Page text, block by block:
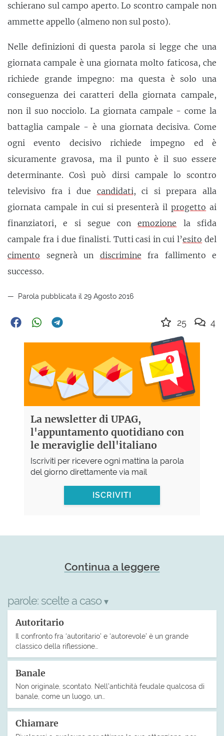
schierano sul campo aperto. Lo scontro campale non
ammette appello (almeno non sul posto).
Nelle definizioni di questa parola si legge che una
giornata campale è una giornata molto faticosa, che
richiede grande impegno: ma questa è solo una
conseguenza dei caratteri della giornata campale,
non il suo nocciolo. La giornata campale - come la
battaglia campale - è una giornata decisiva. Come
ogni evento decisivo richiede impegno ed è
sicuramente gravosa, ma il punto è il suo essere
determinante. Così può dirsi campale lo scontro
televisivo fra i due candidati, ci si prepara alla
giornata campale in cui si presenterà ilprogetto ai
finanziatori, e si segue conemozione la sfida
campale fra i due finalisti. Tutti casi in cui l’esito del
cimento segnerà un discrimine fra fallimento e
successo.
Parola pubblicata il 29 Agosto 2016
25 4
La newsletter di UPAG,
l'appuntamento quotidiano con
le meraviglie dell'italiano
Iscriviti per ricevere ogni mattina la parola
del giorno direttamente via mail
ISCRIVITI
Continua a leggere
parole: scelte a caso ▾
Autoritario
Il confronto fra ‘autoritario’ e ‘autorevole’ è un grande
classico della riflessione…
Banale
Non originale, scontato. Nell’antichità feudale qualcosa di
banale, come un luogo, un…
Chiamare